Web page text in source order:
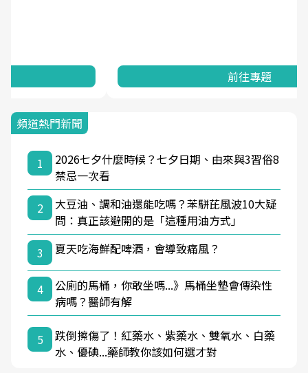
頻道熱門新聞
1
2026七夕什麼時候？七夕日期、由來與3習俗8
禁忌一次看
2
大豆油、調和油還能吃嗎？苯駢芘風波10大疑
問：真正該避開的是「這種用油方式」
3
夏天吃海鮮配啤酒，會導致痛風？
4
公廁的馬桶，你敢坐嗎...》馬桶坐墊會傳染性
病嗎？醫師有解
5
跌倒擦傷了！紅藥水、紫藥水、雙氧水、白藥
水、優碘...藥師教你該如何選才對